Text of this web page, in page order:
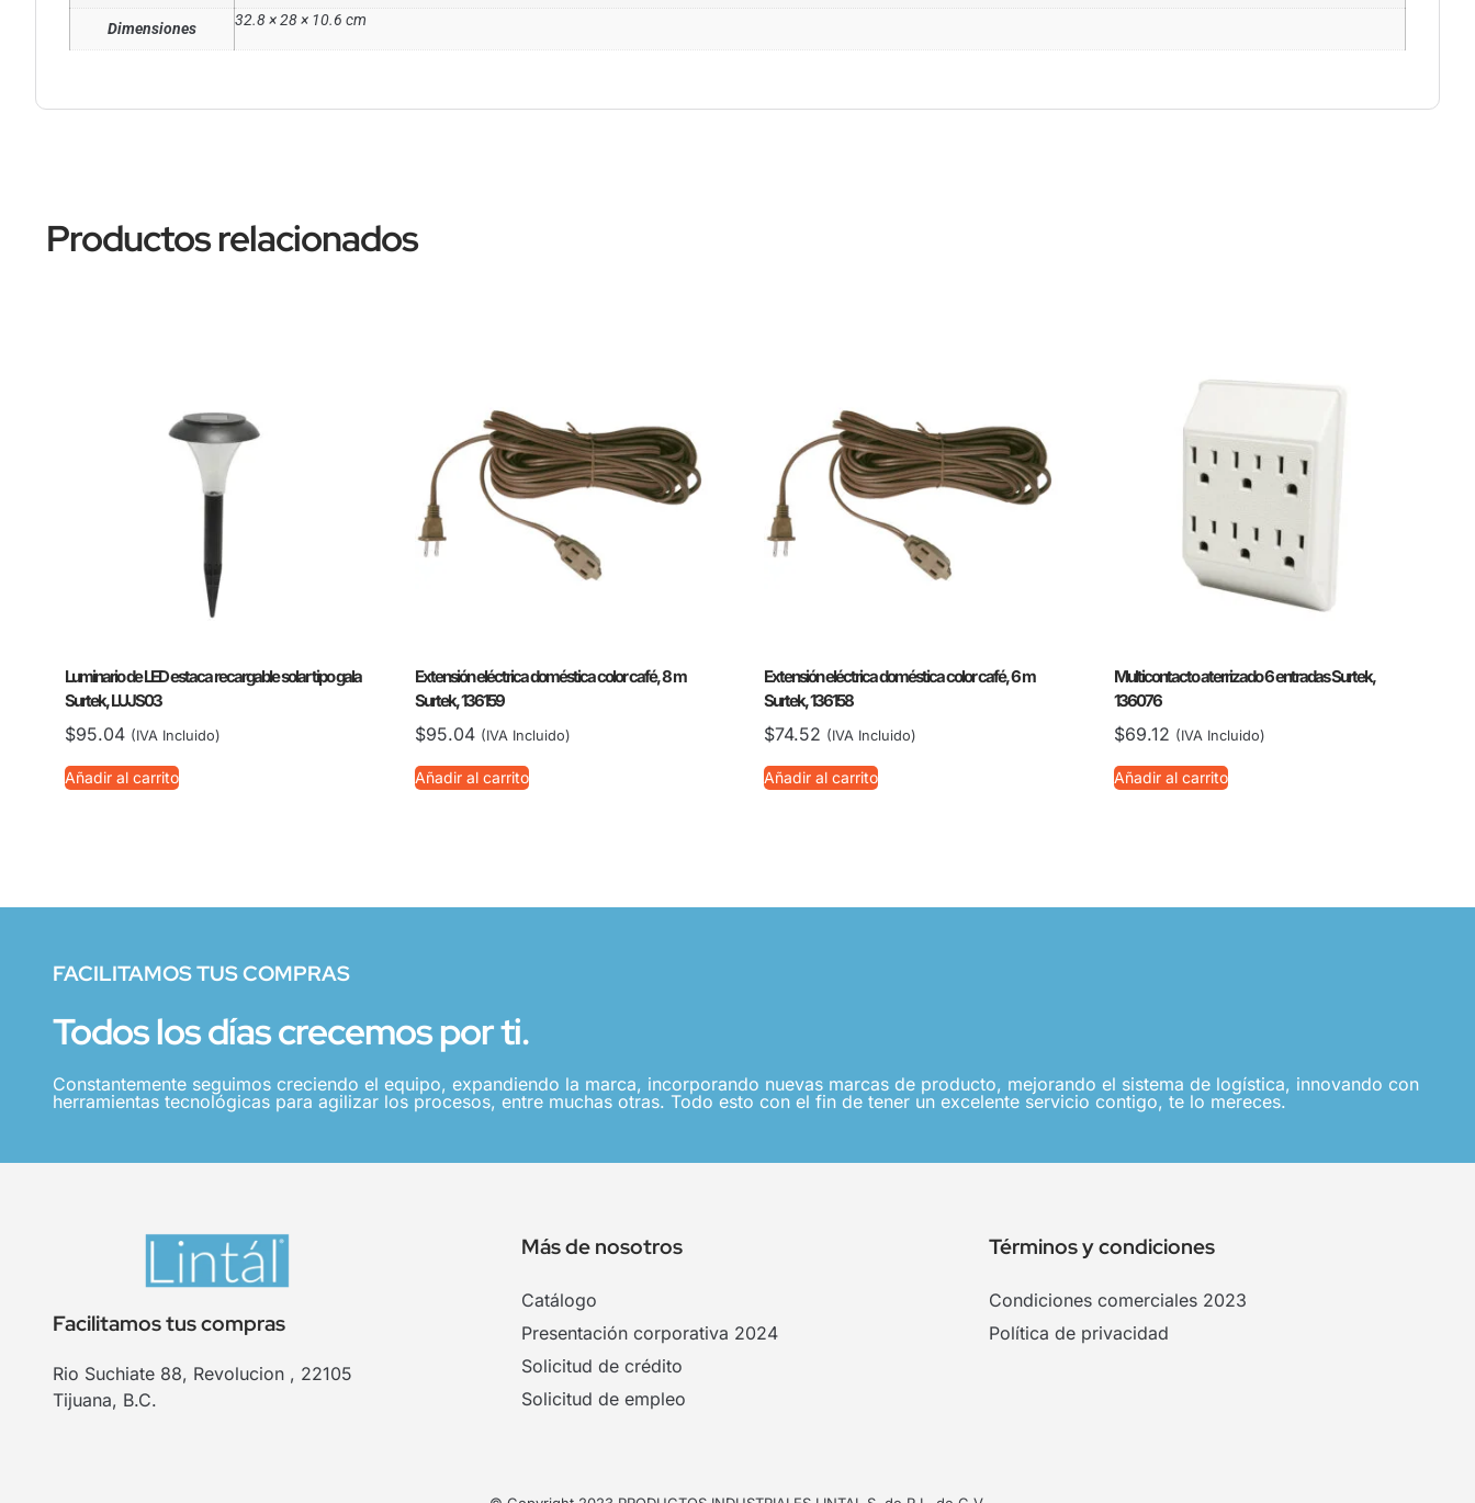
Dimensiones 32.8 × 28 × 10.6 cm
Productos relacionados
Luminario de LED estaca recargable solar tipo gala
Surtek, LUJS03
$95.04 (IVA Incluido)
Añadir al carrito
Extensión eléctrica doméstica color café, 8 m
Surtek, 136159
$95.04 (IVA Incluido)
Añadir al carrito
Extensión eléctrica doméstica color café, 6 m
Surtek, 136158
$74.52 (IVA Incluido)
Añadir al carrito
Multicontacto aterrizado 6 entradas Surtek,
136076
$69.12 (IVA Incluido)
Añadir al carrito
FACILITAMOS TUS COMPRAS
Todos los días crecemos por ti.
Constantemente seguimos creciendo el equipo, expandiendo la marca, incorporando nuevas marcas de producto, mejorando el sistema de logística, innovando con
herramientas tecnológicas para agilizar los procesos, entre muchas otras. Todo esto con el fin de tener un excelente servicio contigo, te lo mereces.
Facilitamos tus compras
Rio Suchiate 88, Revolucion , 22105
Tijuana, B.C.
Más de nosotros
Catálogo
Presentación corporativa 2024
Solicitud de crédito
Solicitud de empleo
Términos y condiciones
Condiciones comerciales 2023
Política de privacidad